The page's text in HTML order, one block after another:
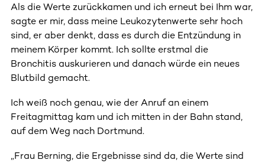
Als die Werte zurückkamen und ich erneut bei Ihm war,
sagte er mir, dass meine Leukozytenwerte sehr hoch
sind, er aber denkt, dass es durch die Entzündung in
meinem Körper kommt. Ich sollte erstmal die
Bronchitis auskurieren und danach würde ein neues
Blutbild gemacht.
Ich weiß noch genau, wie der Anruf an einem
Freitagmittag kam und ich mitten in der Bahn stand,
auf dem Weg nach Dortmund.
„Frau Berning, die Ergebnisse sind da, die Werte sind